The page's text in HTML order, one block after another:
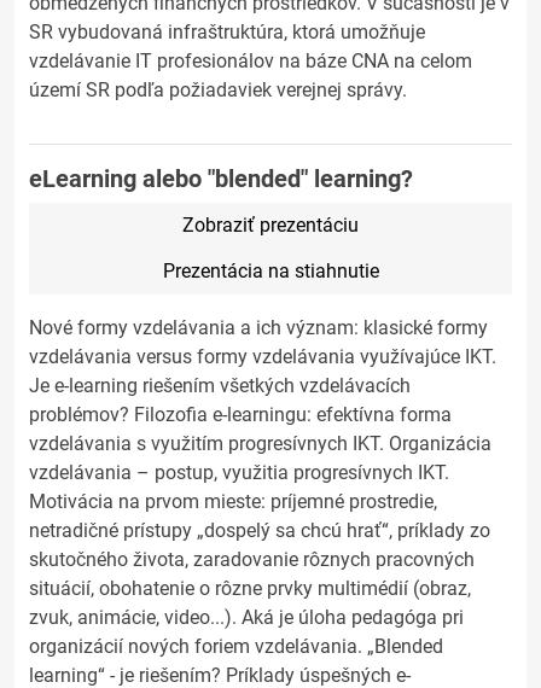
SR vybudovaná infraštruktúra, ktorá umožňuje
vzdelávanie IT profesionálov na báze CNA na celom
území SR podľa požiadaviek verejnej správy.
eLearning alebo "blended" learning?
Zobraziť prezentáciu
Prezentácia na stiahnutie
Nové formy vzdelávania a ich význam: klasické formy
vzdelávania versus formy vzdelávania využívajúce IKT.
Je e-learning riešením všetkých vzdelávacích
problémov? Filozofia e-learningu: efektívna forma
vzdelávania s využitím progresívnych IKT. Organizácia
vzdelávania – postup, využitia progresívnych IKT.
Motivácia na prvom mieste: príjemné prostredie,
netradičné prístupy „dospelý sa chcú hrať“, príklady zo
skutočného života, zaradovanie rôznych pracovných
situácií, obohatenie o rôzne prvky multimédií (obraz,
zvuk, animácie, video...). Aká je úloha pedagóga pri
organizácií nových foriem vzdelávania. „Blended
learning“ - je riešením? Príklady úspešných e-